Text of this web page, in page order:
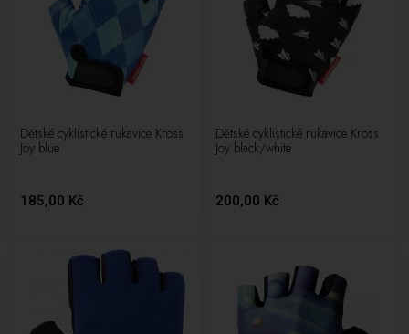
Dětské cyklistické rukavice Kross
Joy blue
185,00 Kč
Dětské cyklistické rukavice Kross
Joy black/white
200,00 Kč